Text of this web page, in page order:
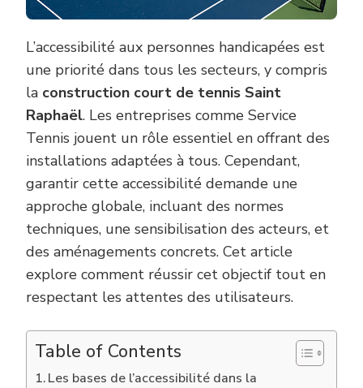
L’accessibilité aux personnes handicapées est
une priorité dans tous les secteurs, y compris
la construction court de tennis Saint
Raphaël. Les entreprises comme Service
Tennis jouent un rôle essentiel en offrant des
installations adaptées à tous. Cependant,
garantir cette accessibilité demande une
approche globale, incluant des normes
techniques, une sensibilisation des acteurs, et
des aménagements concrets. Cet article
explore comment réussir cet objectif tout en
respectant les attentes des utilisateurs.
Table of Contents
Les bases de l’accessibilité dans la